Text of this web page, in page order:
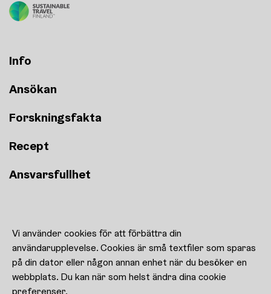
Info
Ansökan
Forskningsfakta
Recept
Ansvarsfullhet
Kulturen uppfostrar!
Kontaktuppgifter
Cookie-inställningar
Vi använder cookies för att förbättra din
användarupplevelse. Cookies är små textfiler som sparas
på din dator eller någon annan enhet när du besöker en
webbplats. Du kan när som helst ändra dina cookie
preferenser.